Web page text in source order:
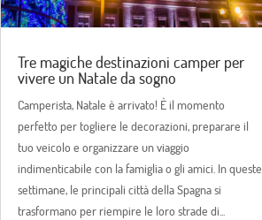
Tre magiche destinazioni camper per
vivere un Natale da sogno
Camperista, Natale è arrivato! È il momento
perfetto per togliere le decorazioni, preparare il
tuo veicolo e organizzare un viaggio
indimenticabile con la famiglia o gli amici. In queste
settimane, le principali città della Spagna si
trasformano per riempire le loro strade di...